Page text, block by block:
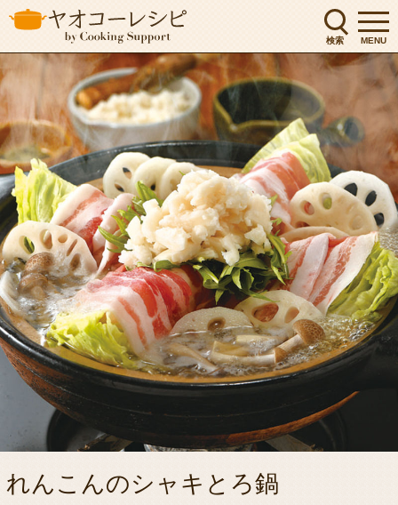
検索 MENU
れんこんのシャキとろ鍋